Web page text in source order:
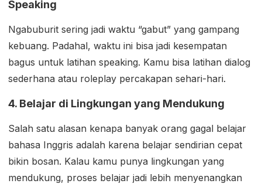
Speaking
Ngabuburit sering jadi waktu “gabut” yang gampang
kebuang. Padahal, waktu ini bisa jadi kesempatan
bagus untuk latihan speaking. Kamu bisa latihan dialog
sederhana atau roleplay percakapan sehari-hari.
4. Belajar di Lingkungan yang Mendukung
Salah satu alasan kenapa banyak orang gagal belajar
bahasa Inggris adalah karena belajar sendirian cepat
bikin bosan. Kalau kamu punya lingkungan yang
mendukung, proses belajar jadi lebih menyenangkan